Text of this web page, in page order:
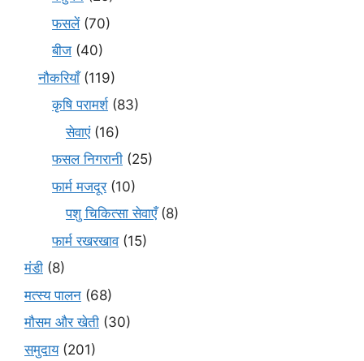
फसलें(70)
बीज (40)
नौकरियाँ(119)
कृषि परामर्श(83)
सेवाएं(16)
फसल निगरानी (25)
फार्म मजदूर(10)
पशु चिकित्सा सेवाएँ(8)
फार्म रखरखाव(15)
मंडी (8)
मत्स्य पालन (68)
मौसम और खेती (30)
समुदाय(201)